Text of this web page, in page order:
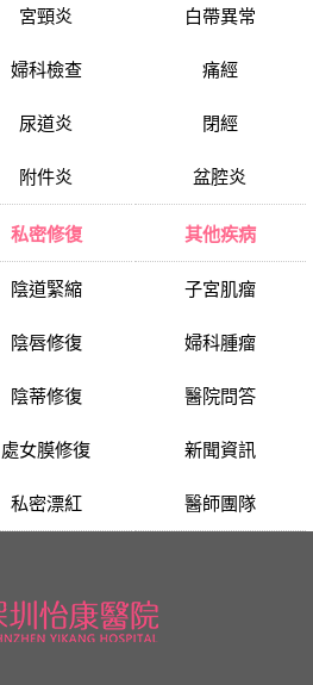
宮頸炎
婦科檢查
尿道炎
附件炎
白帶異常
痛經
閉經
盆腔炎
私密修復
陰道緊縮
陰唇修復
陰蒂修復
處女膜修復
私密漂紅
其他疾病
子宮肌瘤
婦科腫瘤
醫院問答
新聞資訊
醫師團隊